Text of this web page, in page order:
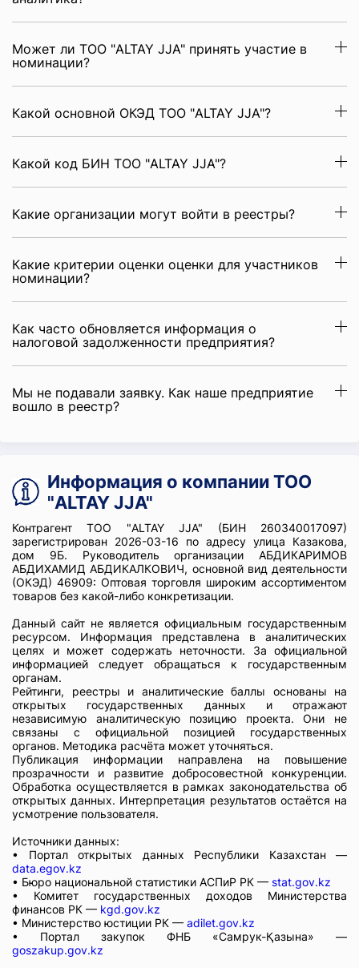
Может ли ТОО "ALTAY JJА" принять участие в
номинации?
Какой основной ОКЭД ТОО "ALTAY JJА"?
Какой код БИН ТОО "ALTAY JJА"?
Какие организации могут войти в реестры?
Какие критерии оценки оценки для участников
номинации?
Как часто обновляется информация о
налоговой задолженности предприятия?
Мы не подавали заявку. Как наше предприятие
вошло в реестр?
Информация о компании ТОО
"ALTAY JJА"
Контрагент ТОО "ALTAY JJА" (БИН 260340017097)
зарегистрирован 2026-03-16 по адресу улица Казакова,
дом 9Б. Руководитель организации АБДИКАРИМОВ
АБДИХАМИД АБДИКАЛКОВИЧ, основной вид деятельности
(ОКЭД) 46909: Оптовая торговля широким ассортиментом
товаров без какой-либо конкретизации.
Данный сайт не является официальным государственным
ресурсом. Информация представлена в аналитических
целях и может содержать неточности. За официальной
информацией следует обращаться к государственным
органам.
Рейтинги, реестры и аналитические баллы основаны на
открытых государственных данных и отражают
независимую аналитическую позицию проекта. Они не
связаны с официальной позицией государственных
органов. Методика расчёта может уточняться.
Публикация информации направлена на повышение
прозрачности и развитие добросовестной конкуренции.
Обработка осуществляется в рамках законодательства об
открытых данных. Интерпретация результатов остаётся на
усмотрение пользователя.
Источники данных:
• Портал открытых данных Республики Казахстан —
data.egov.kz
• Бюро национальной статистики АСПиР РК — stat.gov.kz
• Комитет государственных доходов Министерства
финансов РК — kgd.gov.kz
• Министерство юстиции РК — adilet.gov.kz
• Портал закупок ФНБ «Самрук-Қазына» —
goszakup.gov.kz